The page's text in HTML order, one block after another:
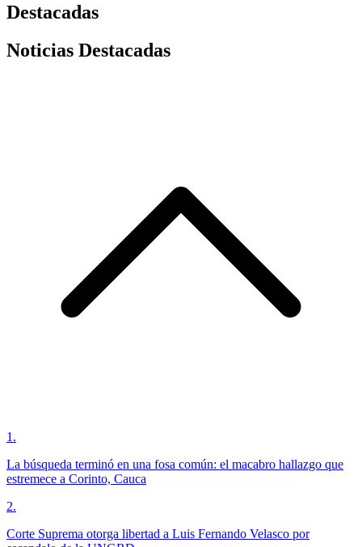
Destacadas
Noticias Destacadas
1 .
La búsqueda terminó en una fosa común: el macabro hallazgo que
estremece a Corinto, Cauca
2.
Corte Suprema otorga libertad a Luis Fernando Velasco por